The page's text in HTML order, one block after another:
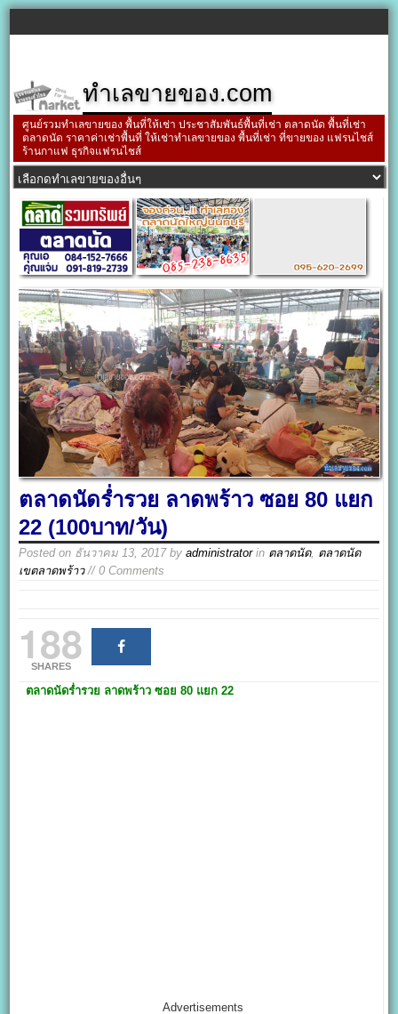
ทำเลขายของ.com
ศูนย์รวมทำเลขายของ พื้นที่ให้เช่า ประชาสัมพันธ์พื้นที่เช่า ตลาดนัด พื้นที่เช่า
ตลาดนัด ราคาค่าเช่าพื้นที่ ให้เช่าทำเลขายของ พื้นที่เช่า ที่ขายของ แฟรนไชส์
ร้านกาแฟ ธุรกิจแฟรนไชส์
ตลาดนัดร่ำรวย ลาดพร้าว ซอย 80 แยก
22 (100บาท/วัน)
Posted on ธันวาคม 13, 2017byadministratorin ตลาดนัด, ตลาดนัด
เขตลาดพร้าว// 0 Comments
188
SHARES
ตลาดนัดร่ำรวย ลาดพร้าว ซอย 80 แยก 22
Advertisements